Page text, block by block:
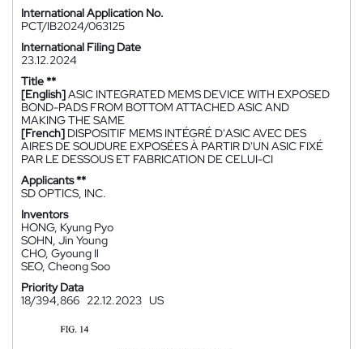
International Application No.
PCT/IB2024/063125
International Filing Date
23.12.2024
Title **
[English]ASIC INTEGRATED MEMS DEVICE WITH EXPOSED
BOND-PADS FROM BOTTOM ATTACHED ASIC AND
MAKING THE SAME
[French] DISPOSITIF MEMS INTÉGRÉ D'ASIC AVEC DES
AIRES DE SOUDURE EXPOSÉES À PARTIR D'UN ASIC FIXÉ
PAR LE DESSOUS ET FABRICATION DE CELUI-CI
Applicants **
SD OPTICS, INC.
Inventors
HONG, Kyung Pyo
SOHN, Jin Young
CHO, Gyoung Il
SEO, Cheong Soo
Priority Data
18/394,866 22.12.2023 US